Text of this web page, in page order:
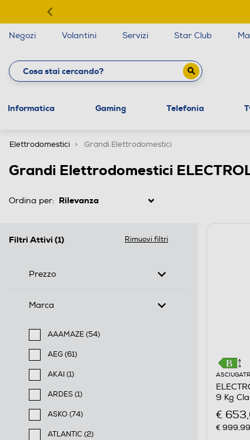
Negozi Volantini Servizi Star Club
Informatica Gaming Telefonia
Elettrodomestici Grandi Elettrodomestici
Grandi Elettrodomestici
Ordina per:
Filtri Attivi (1) Rimuovi filtri
Prezzo
Marca
AAAMAZE (54)
Filtra per Marca: AAAMAZE
AEG (61)
Filtra per Marca: AEG
AKAI (1)
Filtra per Marca: AKAI
ARDES (1)
Filtra per Marca: ARDES
ASKO (74)
Filtra per Marca: ASKO
ATLANTIC (2)
9 Kg
€
€ 999,99